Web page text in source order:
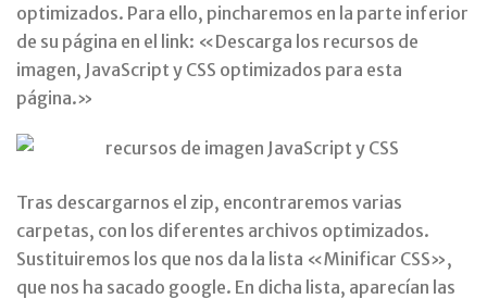
optimizados. Para ello, pincharemos en la parte inferior
de su página en el link: «Descarga los recursos de
imagen, JavaScript y CSS optimizados para esta
página.»
Tras descargarnos el zip, encontraremos varias
carpetas, con los diferentes archivos optimizados.
Sustituiremos los que nos da la lista «Minificar CSS»,
que nos ha sacado google. En dicha lista, aparecían las